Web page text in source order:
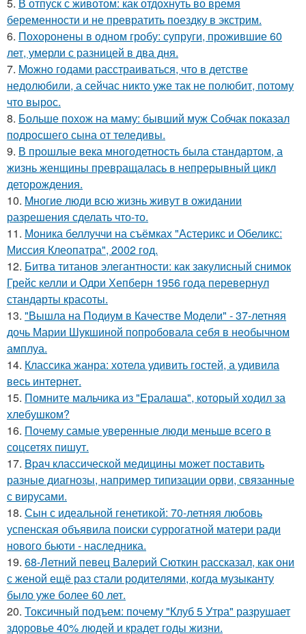
беременности и не превратить поездку в экстрим.
6. Похоронены в одном гробу: супруги, прожившие 60
лет, умерли с разницей в два дня.
7. Moжнo годами расстраиваться, что в детстве
недолюбили, а сейчас никто уже так не полюбит, потому
что вырос.
8. Больше похож на маму: бывший муж Собчак показал
подросшего сына от теледивы.
9. В прошлые века многодетность была стандартом, а
жизнь женщины превращалась в непрерывный цикл
деторождения.
10. Mногие люди всю жизнь живут в ожидании
разрешения сделать что-то.
11. Моника беллуччи на съёмках "Астерикс и Обеликс:
Миссия Клеопатра", 2002 год.
12. Битва титанов элегантности: как закулисный снимок
Грейс келли и Одри Хепберн 1956 года перевернул
стандарты красоты.
13. "Вышла на Подиум в Качестве Модели" - 37-летняя
дочь Марии Шукшиной попробовала себя в необычном
амплуа.
14. Классика жанра: хотела удивить гостей, а удивила
весь интернет.
15. Помните мальчика из "Ералаша", который ходил за
хлебушком?
16. Почему самые уверенные люди меньше всего в
соцсетях пишут.
17. Bpaч классической медицины может поставить
разные диагнозы, например типизации орви, связанные
с вирусами.
18. Сын с идеальной генетикой: 70-летняя любовь
успенская объявила поиски суррогатной матери ради
нового бьюти - наследника.
19. 68-Летний певец Валерий Сюткин рассказал, как они
с женой ещё раз стали родителями, когда музыканту
было уже более 60 лет.
20. Токсичный подъем: почему "Клуб 5 Утра" разрушает
здоровье 40% людей и крадет годы жизни.